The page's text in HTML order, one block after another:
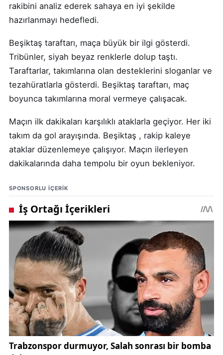
rakibini analiz ederek sahaya en iyi şekilde
hazırlanmayı hedefledi.
Beşiktaş taraftarı, maça büyük bir ilgi gösterdi.
Tribünler, siyah beyaz renklerle dolup taştı.
Taraftarlar, takımlarına olan desteklerini sloganlar ve
tezahüratlarla gösterdi. Beşiktaş taraftarı, maç
boyunca takımlarına moral vermeye çalışacak.
Maçın ilk dakikaları karşılıklı ataklarla geçiyor. Her iki
takım da gol arayışında. Beşiktaş , rakip kaleye
ataklar düzenlemeye çalışıyor. Maçın ilerleyen
dakikalarında daha tempolu bir oyun bekleniyor.
SPONSORLU IÇERIK